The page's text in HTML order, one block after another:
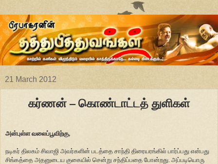
21 March 2012
கர்ணன் – கொண்டாட்டத் துளிகள்
அன்புள்ள வலைப்பூவிற்கு,
நடிகர் திலகம் சிவாஜி அவர்களின் படத்தை சாந்தி திரையரங்கில் பார்ப்பது என்பது
சிங்கத்தை அதனுடைய குகையில் சென்று சந்திப்பதை போன்றது. அப்படியொரு